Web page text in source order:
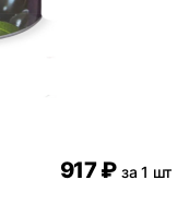
‍917‍₽ за 1 шт